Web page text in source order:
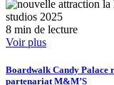
8 min de lecture
Voir plus
Boardwalk Candy Palace
partenariat M&M’S